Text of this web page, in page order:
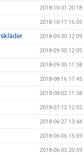
2018-10-31 20:18
2018-10-17 16:05
2018-09-30 12:09
2018-09-30 12:05
2018-09-30 11:58
2018-08-16 17:45
2018-08-02 11:58
2018-07-12 12:02
2018-06-27 13:44
2018-06-06 15:59
2018-06-03 20:59